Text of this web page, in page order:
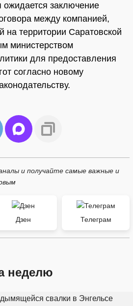
заключение
между компанией,
на территории Саратовской
министерством
для предоставления
согласно новому
и получайте самые важные и
Дзен Телеграм
неделю